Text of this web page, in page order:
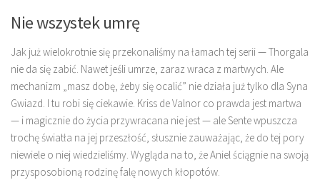
Nie wszystek umrę
Jak już wielokrotnie się przekonaliśmy na łamach tej serii — Thorgala
nie da się zabić. Nawet jeśli umrze, zaraz wraca z martwych. Ale
mechanizm „masz dobę, żeby się ocalić” nie działa już tylko dla Syna
Gwiazd. I tu robi się ciekawie. Kriss de Valnor co prawda jest martwa
— i magicznie do życia przywracana nie jest — ale Sente wpuszcza
trochę światła na jej przeszłość, słusznie zauważając, że do tej pory
niewiele o niej wiedzieliśmy. Wygląda na to, że Aniel ściągnie na swoją
przysposobioną rodzinę falę nowych kłopotów.